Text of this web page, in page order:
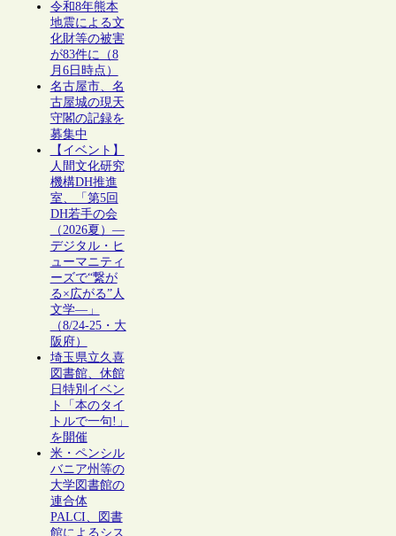
令和8年熊本
地震による文
化財等の被害
が83件に（8
月6日時点）
名古屋市、名
古屋城の現天
守閣の記録を
募集中
【イベント】
人間文化研究
機構DH推進
室、「第5回
DH若手の会
（2026夏）―
デジタル・ヒ
ューマニティ
ーズで“繋が
る×広がる”人
文学―」
（8/24-25・大
阪府）
埼玉県立久喜
図書館、休館
日特別イベン
ト「本のタイ
トルで一句!」
を開催
米・ペンシル
バニア州等の
大学図書館の
連合体
PALCI、図書
館によるシス